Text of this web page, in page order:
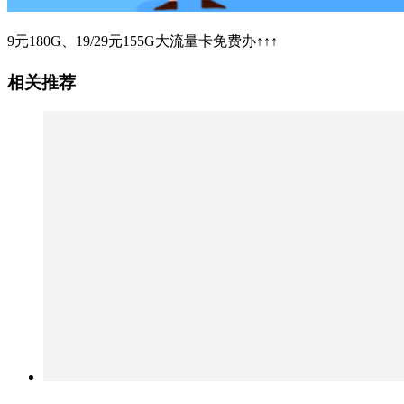
9元180G、19/29元155G大流量卡免费办↑↑↑
相关推荐